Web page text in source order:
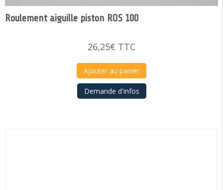
Roulement aiguille piston ROS 100
26,25€ TTC
Ajouter au panier
Demande d'infos